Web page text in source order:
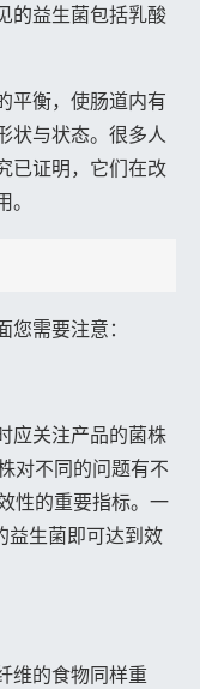
的益生菌包括乳酸
平衡，使肠道内有
状与状态。很多人
已证明，它们在改
。
需要注意：
应关注产品的菌株
对不同的问题有不
性的重要指标。一
益生菌即可达到效
维的食物同样重